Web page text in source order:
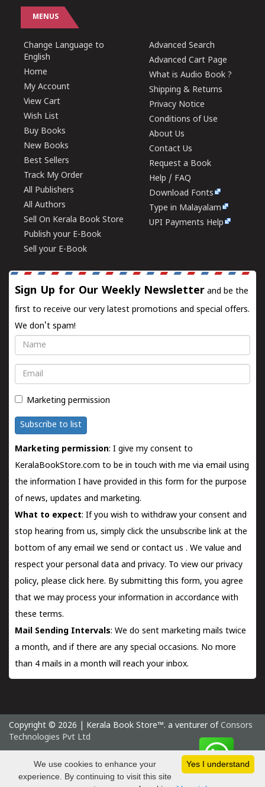
MENUS
Change Language to
English
Home
My Account
View Cart
Wish List
Buy Books
New Books
Best Sellers
Track My Order
All Publishers
All Authors
Sell On Kerala Book Store
Publish your E-Book
Sell your E-Book
Advanced Search
Advanced Cart Page
What is Audio Book ?
Shipping & Returns
Privacy Notice
Conditions of Use
About Us
Contact Us
Request a Book
Help / FAQ
Download Fonts
Type in Malayalam
UPI Payments Help
Sign Up for Our Weekly Newsletter and be the
first to receive our very latest promotions and special offers.
We don't spam!
Name
Email
Marketing permission
Subscribe to list
Marketing permission: I give my consent to
KeralaBookStore.com to be in touch with me via email using
the information I have provided in this form for the purpose
of news, updates and marketing.
What to expect: If you wish to withdraw your consent and
stop hearing from us, simply click the unsubscribe link at the
bottom of any email we send orcontact us . We value and
respect your personal data and privacy. To view our privacy
policy, please click here. By submitting this form, you agree
that we may process your information in accordance with
these terms.
Mail Sending Intervals: We do sent marketing mails twice
a month, and if there are any special occasions. No more
than 4 mails in a month will reach your inbox.
Copyright © 2026 | Kerala Book Store™. a venturer of Consors
Technologies Pvt Ltd
Saturday 8 August, 2026 IST
Yes I understand
We use cookies to enhance your
experience. By continuing to visit this site